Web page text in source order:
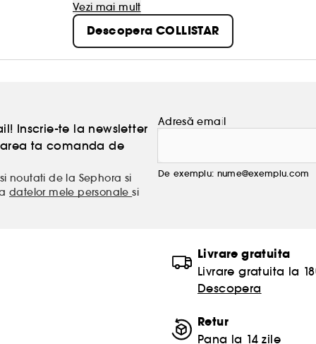
acompaniat femeile zi de zi timp de peste 30
Vezi mai mult
Descopera COLLISTAR
Inscrie-te la newsletter
ta comanda de
noutati de la Sephora si
datelor mele personalesi
Adresă email
De exemplu: nume@exemplu.com
Livrare gratuita
Livrare gratuita la
Descopera
Retur
Pana la 14 zile